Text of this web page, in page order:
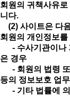
회원의 귀책사유
니다.
(2) 사이트은 다
회원의 개인정보
- 수사기관이나
은 경우
- 회원의 법령 또
등의 정보보호 업
- 기타 법률에 의